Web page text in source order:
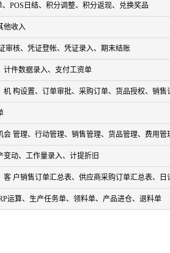
、POS日结、积分调整、积分返现、兑换奖品
他收入
审核、凭证登帐、凭证录入、期末结账
计件数据录入、支付工资单
机 构设置、订单审批、采购订单、货品授权、销售
会 管理、行动管理、销售管理、货品管理、费用管
动、工作量录入、计提折旧
客 户销售订单汇总表、供应商采购订单汇总表、日
运算、生产任务单、领料单、产品进仓、退料单